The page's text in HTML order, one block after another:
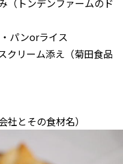
（トンデンファームのド
パンorライス
クリーム添え（菊田食品
社とその食材名）